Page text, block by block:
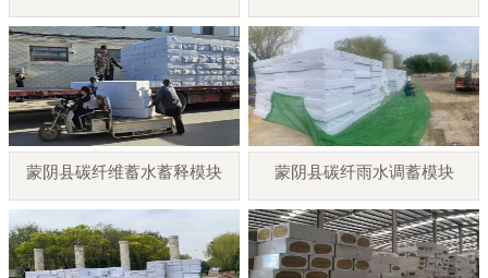
蒙阴县碳纤维蓄水蓄释模块 蒙阴县碳纤雨水调蓄模块